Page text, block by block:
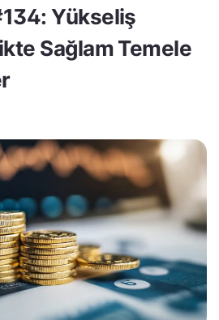
Yükseliş
Sağlam Temele